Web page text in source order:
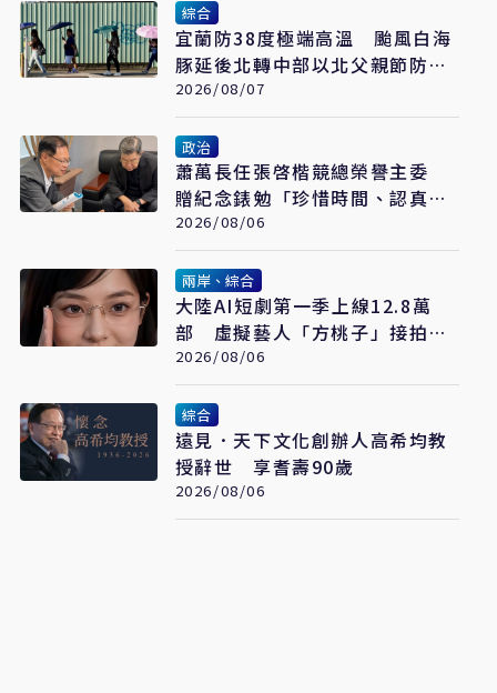
綜合
宜蘭防38度極端高溫 颱風白海
豚延後北轉中部以北父親節防豪
大雨
2026/08/07
政治
蕭萬長任張啓楷競總榮譽主委
贈紀念錶勉「珍惜時間、認真打
拚」
2026/08/06
兩岸、綜合
大陸AI短劇第一季上線12.8萬
部 虛擬藝人「方桃子」接拍美
瞳廣告
2026/08/06
綜合
遠見．天下文化創辦人高希均教
授辭世 享耆壽90歲
2026/08/06